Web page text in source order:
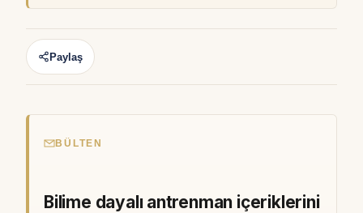
Paylaş
BÜLTEN
Bilime dayalı antrenman içeriklerini